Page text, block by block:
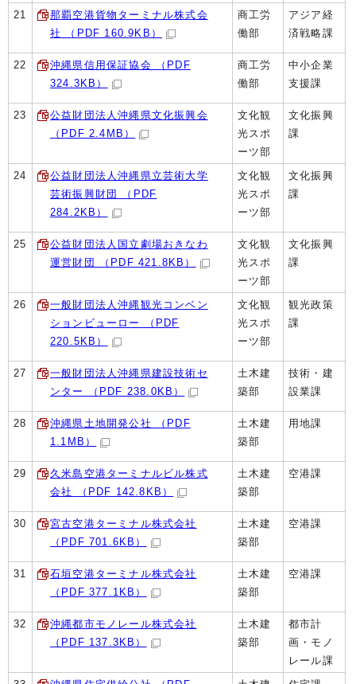
21
那覇空港貨物ターミナル株式会
社 （PDF 160.9KB）
商工労
働部
アジア経
済戦略課
22
沖縄県信用保証協会 （PDF
324.3KB）
商工労
働部
中小企業
支援課
23
公益財団法人沖縄県文化振興会
（PDF 2.4MB）
文化観
光スポ
ーツ部
文化振興
課
24
公益財団法人沖縄県立芸術大学
芸術振興財団 （PDF
284.2KB）
文化観
光スポ
ーツ部
文化振興
課
25
公益財団法人国立劇場おきなわ
運営財団 （PDF 421.8KB）
文化観
光スポ
ーツ部
文化振興
課
26
一般財団法人沖縄観光コンベン
ションビューロー （PDF
220.5KB）
文化観
光スポ
ーツ部
観光政策
課
27
一般財団法人沖縄県建設技術セ
ンター （PDF 238.0KB）
土木建
築部
技術・建
設業課
28
沖縄県土地開発公社 （PDF
1.1MB）
土木建
築部
用地課
29
久米島空港ターミナルビル株式
会社 （PDF 142.8KB）
土木建
築部
空港課
30
宮古空港ターミナル株式会社
（PDF 701.6KB）
土木建
築部
空港課
31
石垣空港ターミナル株式会社
（PDF 377.1KB）
土木建
築部
空港課
32
沖縄都市モノレール株式会社
（PDF 137.3KB）
土木建
築部
都市計
画・モノ
レール課